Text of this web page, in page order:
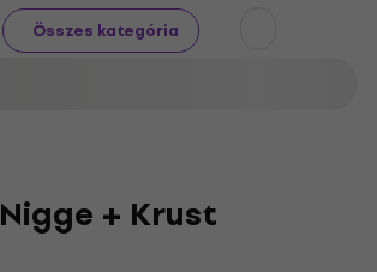
Összes kategória
Nigge + Krust